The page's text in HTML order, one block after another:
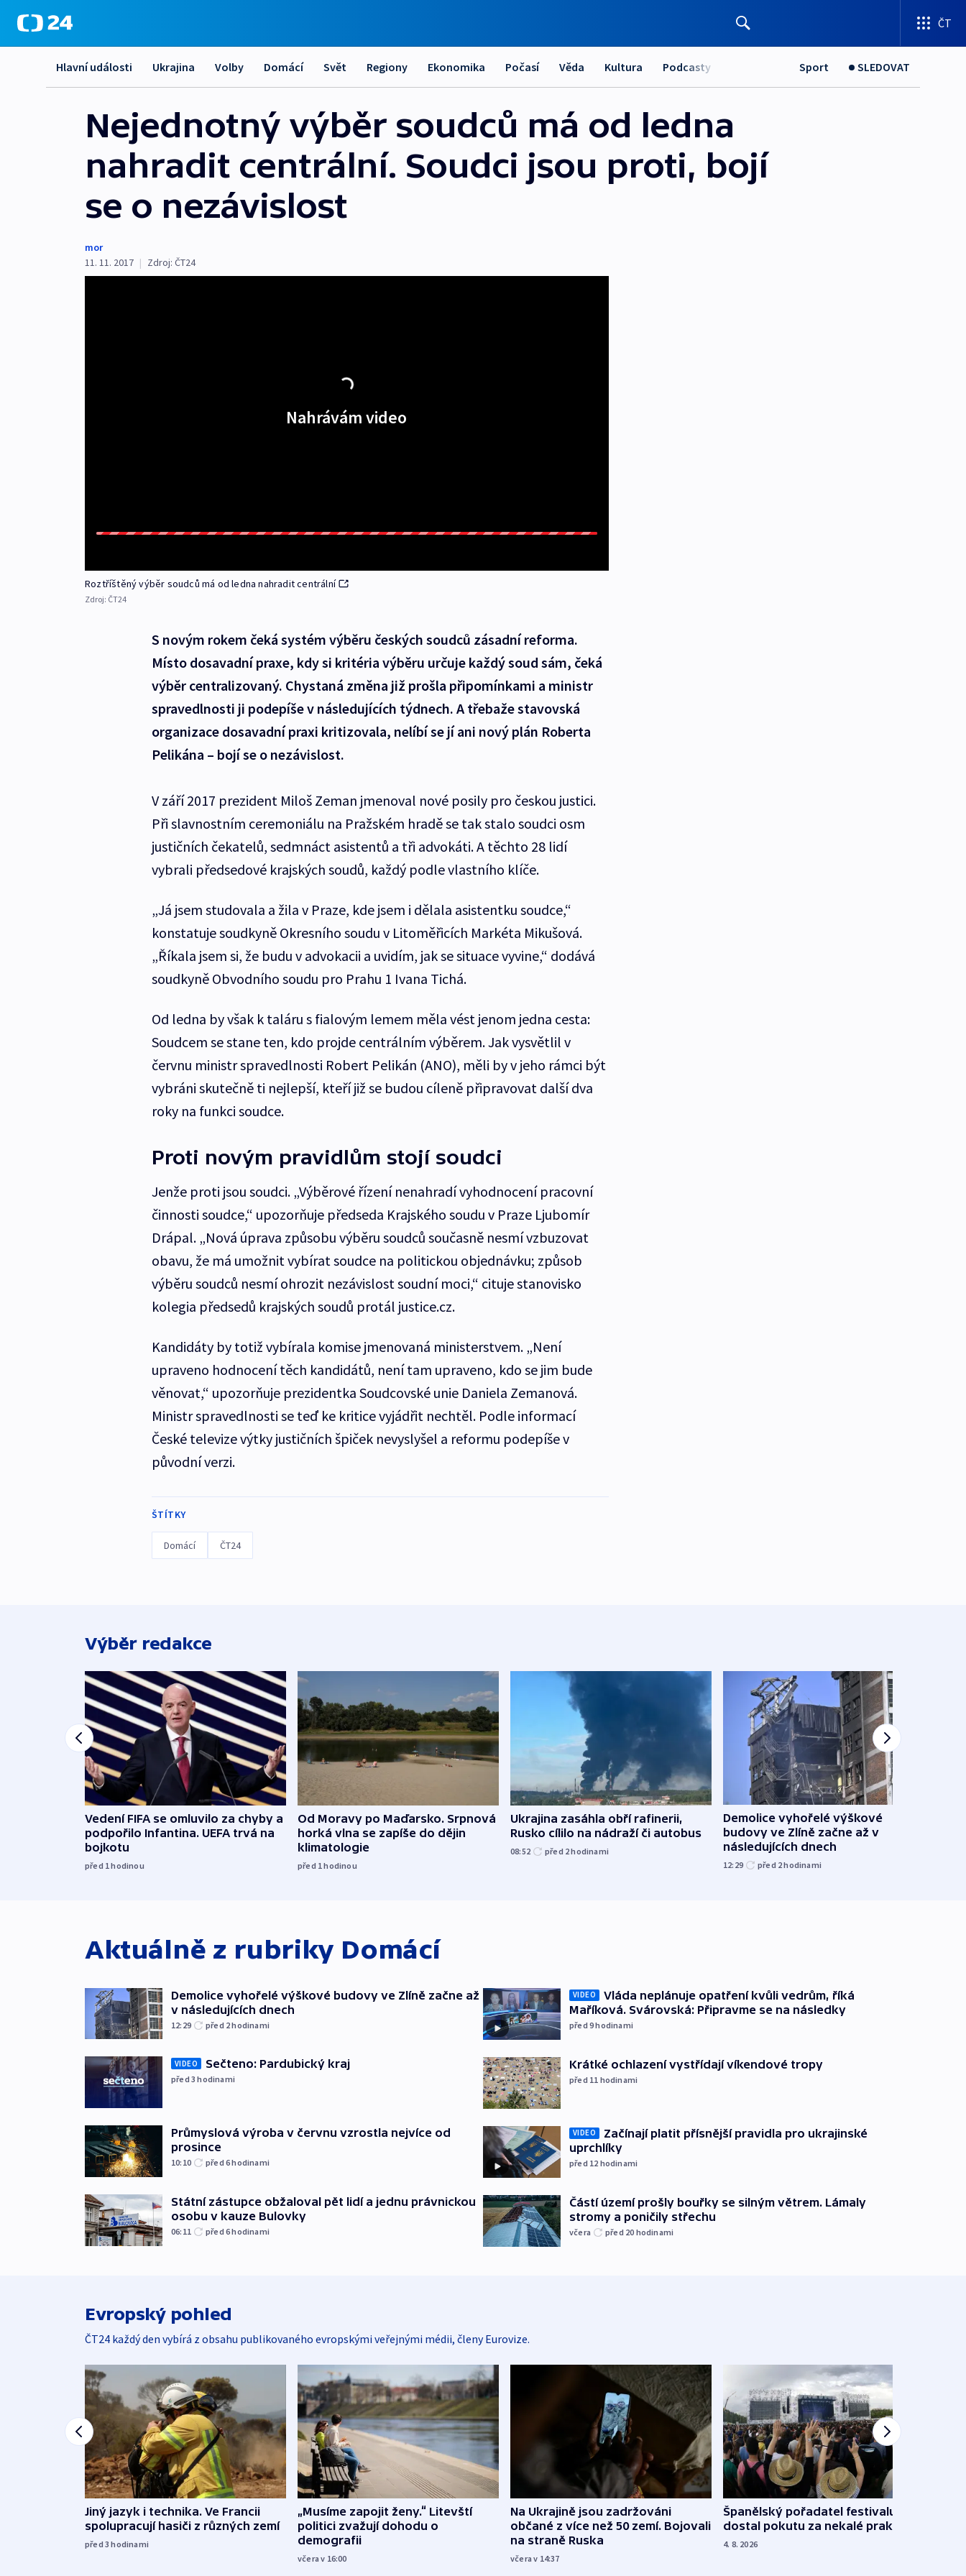
ČT
Hlavní události Ukrajina Volby Domácí Svět Regiony Ekonomika Počasí Věda Kultura Podcasty Sport SLEDOVAT
Nejednotný výběr soudců má od ledna
nahradit centrální. Soudci jsou proti, bojí
se o nezávislost
mor
11. 11. 2017 | Zdroj: ČT24
Nahrávám video
Roztříštěný výběr soudců má od ledna nahradit centrální
Zdroj: ČT24
S novým rokem čeká systém výběru českých soudců zásadní reforma.
Místo dosavadní praxe, kdy si kritéria výběru určuje každý soud sám, čeká
výběr centralizovaný. Chystaná změna již prošla připomínkami a ministr
spravedlnosti ji podepíše v následujících týdnech. A třebaže stavovská
organizace dosavadní praxi kritizovala, nelíbí se jí ani nový plán Roberta
Pelikána – bojí se o nezávislost.
V září 2017 prezident Miloš Zeman jmenoval nové posily pro českou justici.
Při slavnostním ceremoniálu na Pražském hradě se tak stalo soudci osm
justičních čekatelů, sedmnáct asistentů a tři advokáti. A těchto 28 lidí
vybrali předsedové krajských soudů, každý podle vlastního klíče.
„Já jsem studovala a žila v Praze, kde jsem i dělala asistentku soudce,“
konstatuje soudkyně Okresního soudu v Litoměřicích Markéta Mikušová.
„Říkala jsem si, že budu v advokacii a uvidím, jak se situace vyvine,“ dodává
soudkyně Obvodního soudu pro Prahu 1 Ivana Tichá.
Od ledna by však k taláru s fialovým lemem měla vést jenom jedna cesta:
Soudcem se stane ten, kdo projde centrálním výběrem. Jak vysvětlil v
červnu ministr spravedlnosti Robert Pelikán (ANO), měli by v jeho rámci být
vybráni skutečně ti nejlepší, kteří již se budou cíleně připravovat další dva
roky na funkci soudce.
Proti novým pravidlům stojí soudci
Jenže proti jsou soudci. „Výběrové řízení nenahradí vyhodnocení pracovní
činnosti soudce,“ upozorňuje předseda Krajského soudu v Praze Ljubomír
Drápal. „Nová úprava způsobu výběru soudců současně nesmí vzbuzovat
obavu, že má umožnit vybírat soudce na politickou objednávku; způsob
výběru soudců nesmí ohrozit nezávislost soudní moci,“ cituje stanovisko
kolegia předsedů krajských soudů protál justice.cz.
Kandidáty by totiž vybírala komise jmenovaná ministerstvem. „Není
upraveno hodnocení těch kandidátů, není tam upraveno, kdo se jim bude
věnovat,“ upozorňuje prezidentka Soudcovské unie Daniela Zemanová.
Ministr spravedlnosti se teď ke kritice vyjádřit nechtěl. Podle informací
České televize výtky justičních špiček nevyslyšel a reformu podepíše v
původní verzi.
ŠTÍTKY
Domácí ČT24
Výběr redakce
Vedení FIFA se omluvilo za chyby a
podpořilo Infantina. UEFA trvá na
bojkotu
před 1hodinou
Od Moravy po Maďarsko. Srpnová
horká vlna se zapíše do dějin
klimatologie
před 1hodinou
Ukrajina zasáhla obří rafinerii,
Rusko cílilo na nádraží či autobus
08:52 před 2hodinami
Demolice vyhořelé výškové
budovy ve Zlíně začne až v
následujících dnech
12:29 před 2hodinami
Aktuálně z rubriky Domácí
Demolice vyhořelé výškové budovy ve Zlíně začne až
v následujících dnech
12:29 před 2hodinami
VIDEO Sečteno: Pardubický kraj
před 3hodinami
Průmyslová výroba v červnu vzrostla nejvíce od
prosince
10:10 před 6hodinami
Státní zástupce obžaloval pět lidí a jednu právnickou
osobu v kauze Bulovky
06:11 před 6hodinami
VIDEO
Vláda neplánuje opatření kvůli vedrům, říká
Maříková. Svárovská: Připravme se na následky
před 9hodinami
Krátké ochlazení vystřídají víkendové tropy
před 11 hodinami
VIDEO
Začínají platit přísnější pravidla pro ukrajinské
uprchlíky
před 12 hodinami
Částí území prošly bouřky se silným větrem. Lámaly
stromy a poničily střechu
včera před 20 hodinami
Evropský pohled
ČT24 každý den vybírá z obsahu publikovaného evropskými veřejnými médii, členy Eurovize.
Jiný jazyk i technika. Ve Francii
spolupracují hasiči z různých zemí
před 3hodinami
„Musíme zapojit ženy.“ Litevští
politici zvažují dohodu o
demografii
včera v 16:00
Na Ukrajině jsou zadržováni
občané z více než 50 zemí. Bojovali
na straně Ruska
včera v 14:37
Španělský pořadatel festivalu
dostal pokutu za nekalé praktiky
4. 8. 2026